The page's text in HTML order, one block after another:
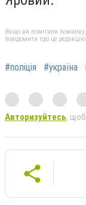
Якщо ви помітили помилку,
повідомити про це редакцію
#поліція #україна
Авторизуйтесь, щоб